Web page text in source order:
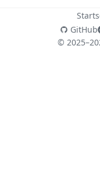
GitHub
©